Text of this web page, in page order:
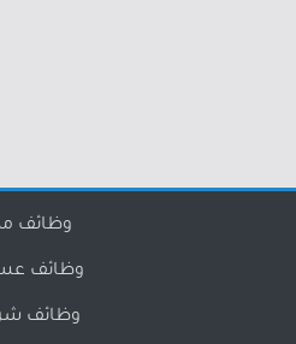
وظائف
وظائف
وظائف